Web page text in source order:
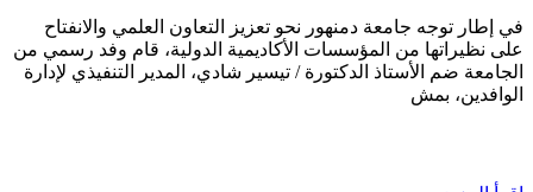
في إطار توجه جامعة دمنهور نحو تعزيز التعاون العلمي والانفتاح
على نظيراتها من المؤسسات الأكاديمية الدولية، قام وفد رسمي من
الجامعة ضم الأستاذ الدكتورة / تيسير شادي، المدير التنفيذي لإدارة
الوافدين، بمش